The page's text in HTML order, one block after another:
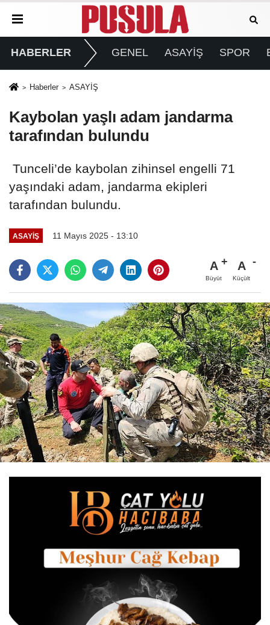
HABERLER GENEL ASAYİŞ SPOR
Haberler ASAYİŞ
Kaybolan yaşlı adam jandarma
tarafından bulundu
Tunceli’de kaybolan zihinsel engelli 71
yaşındaki adam, jandarma ekipleri
tarafından bulundu.
ASAYİŞ 11 Mayıs 2025 - 13:10
A
Büyüt
A
Küçült